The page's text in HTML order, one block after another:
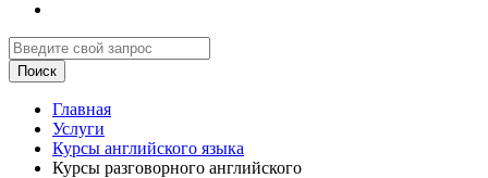
Главная
Услуги
Курсы английского языка
Курсы разговорного английского